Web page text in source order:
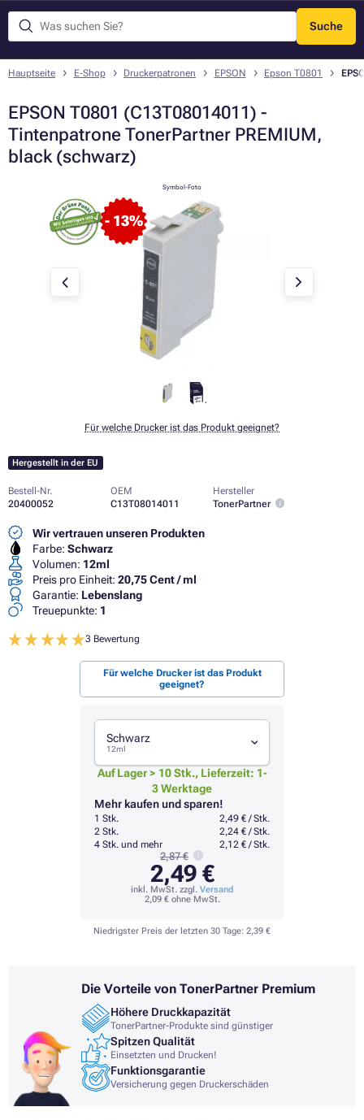
Suche
Menü
Hauptseite E-Shop Druckerpatronen EPSON Epson T0801
EPSON T0801 (C13T08014011) -
Tintenpatrone TonerPartner PREMIUM,
black (schwarz)
- 13%
Symbol-Foto
Für welche Drucker ist das Produkt geeignet?
Hergestellt in der EU
Bestell-Nr.
20400052
OEM
C13T08014011
Hersteller
TonerPartner
Wir vertrauen unseren Produkten
Farbe: Schwarz
Volumen: 12ml
Preis pro Einheit: 20,75 Cent / ml
Garantie: Lebenslang
Treuepunkte: 1
3 Bewertung
Für welche Drucker ist das Produkt
geeignet?
Schwarz
12ml
Auf Lager > 10 Stk., Lieferzeit: 1-
3 Werktage
Mehr kaufen und sparen!
1 Stk.
2,49 € / Stk.
2 Stk.
2,24 € / Stk.
4 Stk. und mehr
2,12 € / Stk.
2,87 €
2,49 €
inkl. MwSt. zzgl. Versand
2,09 €ohne MwSt.
Niedrigster Preis der letzten 30 Tage: 2,39 €
Die Vorteile von TonerPartner Premium
Höhere Druckkapazität
TonerPartner-Produkte sind günstiger
Spitzen Qualität
Einsetzten und Drucken!
Funktionsgarantie
Versicherung gegen Druckerschäden